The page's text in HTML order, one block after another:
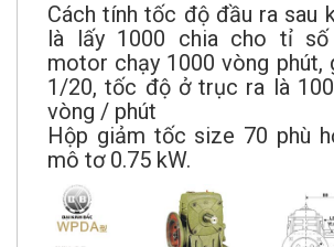
Cách tính tốc độ đầu ra sau
là lấy 1000 chia cho tỉ số
motor chạy 1000 vòng phút,
1/20, tốc độ ở trục ra là
vòng / phút
Hộp giảm tốc size 70 phù
mô tơ 0.75 kW.